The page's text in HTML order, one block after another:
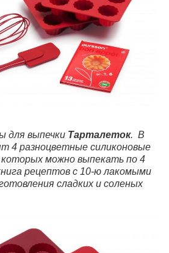
для выпечки Тарталеток. В
4 разноцветные силиконовые
можно выпекать по 4
рецептов с 10-ю лакомыми
сладких и соленых